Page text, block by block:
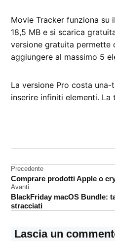
Movie Tracker funziona su
18,5 MB e si scarica
versione gratuita permette
aggiungere al massimo 5
La versione Pro costa
inserire infiniti elementi. La
serie
tv
Navigazione
articoli
Precedente
Comprare prodotti Apple o
Avanti
BlackFriday macOS Bundle:
stracciati
Lascia un